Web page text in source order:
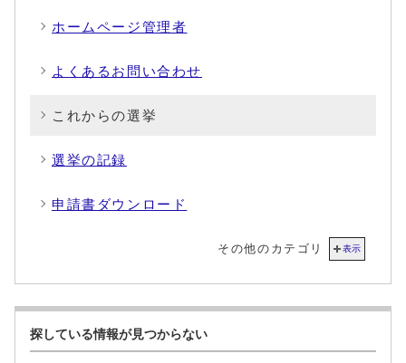
ホームページ管理者
よくあるお問い合わせ
これからの選挙
選挙の記録
申請書ダウンロード
その他のカテゴリ 表示
探している情報が見つからない